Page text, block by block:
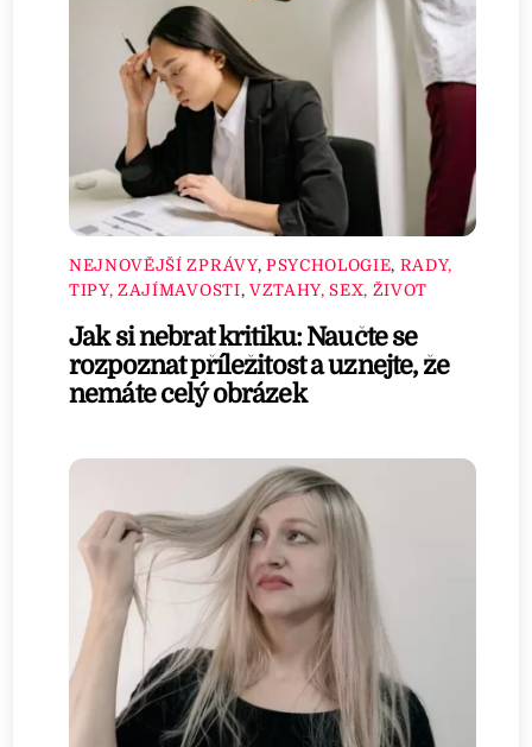
NEJNOVĚJŠÍ ZPRÁVY, PSYCHOLOGIE, RADY,
TIPY, ZAJÍMAVOSTI, VZTAHY, SEX, ŽIVOT
Jak si nebrat kritiku: Naučte se
rozpoznat příležitost a uznejte, že
nemáte celý obrázek